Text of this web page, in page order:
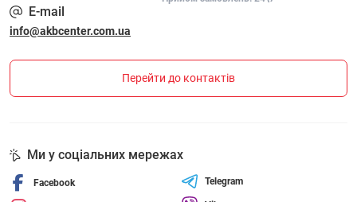
E-mail
info@akbcenter.com.ua
Перейти до контактів
Ми у соціальних мережах
Facebook Telegram